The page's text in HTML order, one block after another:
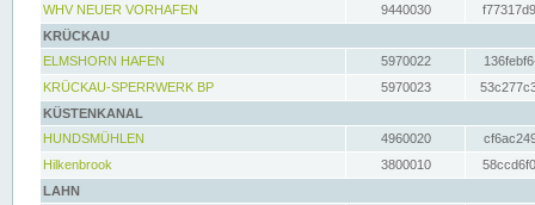
WHV NEUER VORHAFEN
9440030
KRÜCKAU
ELMSHORN HAFEN
5970022
KRÜCKAU-SPERRWERK BP
5970023
KÜSTENKANAL
HUNDSMÜHLEN
4960020
Hilkenbrook
3800010
LAHN